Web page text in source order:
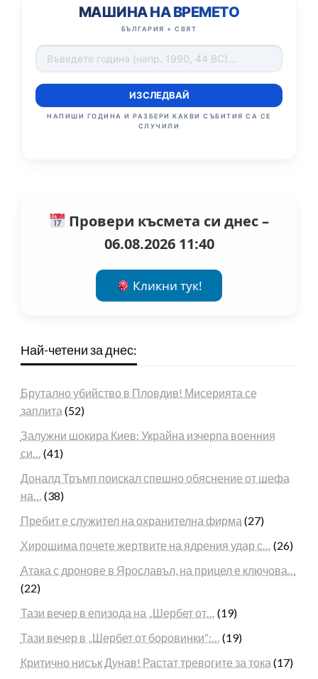
МАШИНА НА ВРЕМЕТО
БЪЛГАРИЯ + СВЯТ
ИЗСЛЕДВАЙ
НАПИШИ ГОДИНА И РАЗБЕРИ КАКВИ СЪБИТИЯ СА СЕ
СЛУЧИЛИ
Провери късмета си днес –
06.08.2026 11:40
Кликни тук!
Най-четени за днес:
Брутално убийство в Пловдив! Мисерията се
заплита (52)
Залужни шокира Киев: Украйна изчерпа военния
си… (41)
Доналд Тръмп поискал спешно обяснение от шефа
на… (38)
Пребит е служител на охранителна фирма (27)
Хирошима почете жертвите на ядрения удар с… (26)
Атака с дронове в Ярославъл, на прицел е ключова…
(22)
Тази вечер в епизода на „Шербет от… (19)
Тази вечер в „Шербет от боровинки“:… (19)
Критично нисък Дунав! Растат тревогите за тока (17)